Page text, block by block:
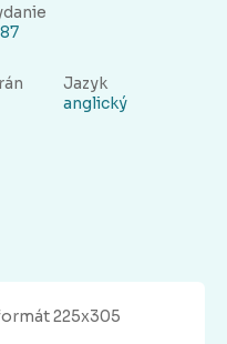
Jazyk
anglický
225x305